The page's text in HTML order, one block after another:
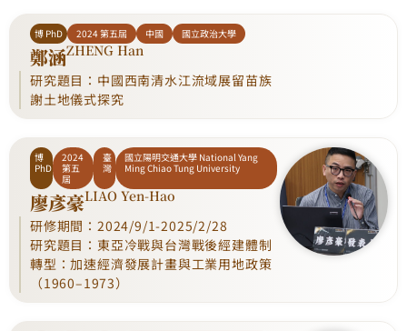
博 PhD 2024 第五屆 中國 國立政治大學
鄭涵ZHENG Han
研究題目：中國西南清水江流域展留苗族
謝土地儀式探究
博
PhD
2024
第五
屆
臺
灣
國立陽明交通大學 National Yang
Ming Chiao Tung University
廖彥豪LIAO Yen-Hao
研修期間：2024/9/1-2025/2/28
研究題目：東亞冷戰與台灣戰後經建體制
轉型：加速經濟發展計畫與工業用地政策
（1960–1973）